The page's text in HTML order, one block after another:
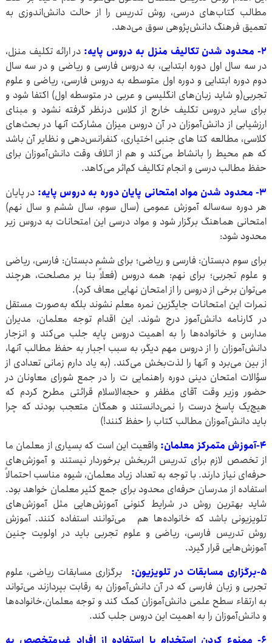
مطالب کتاب‌های درسی، روش تدریس را از حالت دانش‌اندوزی به
تعمیق فرهنگ دانش‌پژوهی سوق می‌دهد.
۲- محدود شدن تکالیف منزل به دروس پایه:
در ارائه تکلیف منزل،
در سه سال اول دوره ابتدایی، به دروس فارسی و ریاضی و در سه سال
دوم دوره ابتدایی و دوره اول متوسطه به دروس فارسی، ریاضی و علوم
تجربی(و شاید زبان‌های انگلیسی و عربی در متوسطه اول) اکتفا شود و
برای سایر دروس تکلیف خارج از کلاس درنظر گرفته نشود و مبنای
ارزشیابی از دانش‌آموزان در آن دروس میزان مشارکت آنها در بحث‌های
کلاسی، مطالعه کتا های جنبی اختیاری، کنفرانس‌دهی و نظایر آن باشد
که هم محیط را بانشاط می‌کند و هم از اتلاف وقت دانش‌آموزان برای
حفظ مطالب درسی و انجام تکالیف کم‌اثر می‌کاهد.
۳- محدود شدن مواد امتحانی پایان دوره به دروس پایه:
در پایان
هر دوره سه‌ساله آموزش عمومی (سال سوم، سال ششم و سال نهم)
امتحانی هماهنگ برگزار شود و مواد درسی این امتحانات به دروس زیر
محدود شود:
برای سوم دبستان: فارسی و ریاضی؛ برای ششم دبستان: فارسی، ریاضی
و علوم تجربی؛ برای نهم: همه دروس (فعلاً بنا بر مصلحت، هرچند
می‌توان برخی از دروس را از امتحان نهایی معاف کرد).
نمرات این امتحانات جایگزین نمره معلم نشوند بلکه به‌صورت مستقل
در کارنامه دانش‌آموز درج شوند. این اقدام توجه معلمان، مدیران
مدارس و خانواده‌ها را به اهمیت دروس پایه جلب می‌کند و انزجار
دانش‌آموزان را از دروس مهم دیگر، به سبب اجبار به حفظ مطالب آنها،
از بین می‌برد و آنها را لذت‌بخش می‌کند. (به یاد دارم زمانی تعدادی از
سؤالات امتحان دینی دوره راهنمایی ت را در جمع شورای معاونان در
حضور وزیر وقت آقای مظفر و حجه‌الاسلام قرائتی مطرح کردم که
هیچ‌یک پاسخ درست را نمی‌دانستند و همگان متعجب بودند که چرا
باید دانش‌آموزان مطالب کتاب را حفظ کنند!)
۴-آموزش متمرکز معلمان:
واقعیت این است که بسیاری از معلمان ما
از تخصص لازم برای تدریس اثربخش برخوردار نیستند و آموزش‌های
حرفه‌ای نیاز دارند. با توجه به تعداد زیاد معلمان، شیوه مناسب احتمالاً
استفاده از مدرسان حرفه‌ای محدود برای جمع کثیر معلمان خواهد بود.
شاید بهترین روش در شرایط کنونی آموزش‌هایی مثل آموزش‌های
تلویزیونی باشد که خانواده‌ها هم می‌توانند استفاده کنند. آموزش
روش تدریس فارسی، ریاضی و علوم تجربی باید در اولویت چنین
آموزش‌هایی قرار گیرد.
۵-برگزاری مسابقات در تلویزیون:
برگزاری مسابقات ریاضی، علوم
تجربی و زبان فارسی که در آن دانش‌آموزان به رقابت بپردازند می‌تواند
به ارتقاء سطح علمی دانش‌آموزان کمک کند و توجه معلمان،خانواده‌ها
و دانش‌آموزان را به اهمیت این دروس جلب کند.